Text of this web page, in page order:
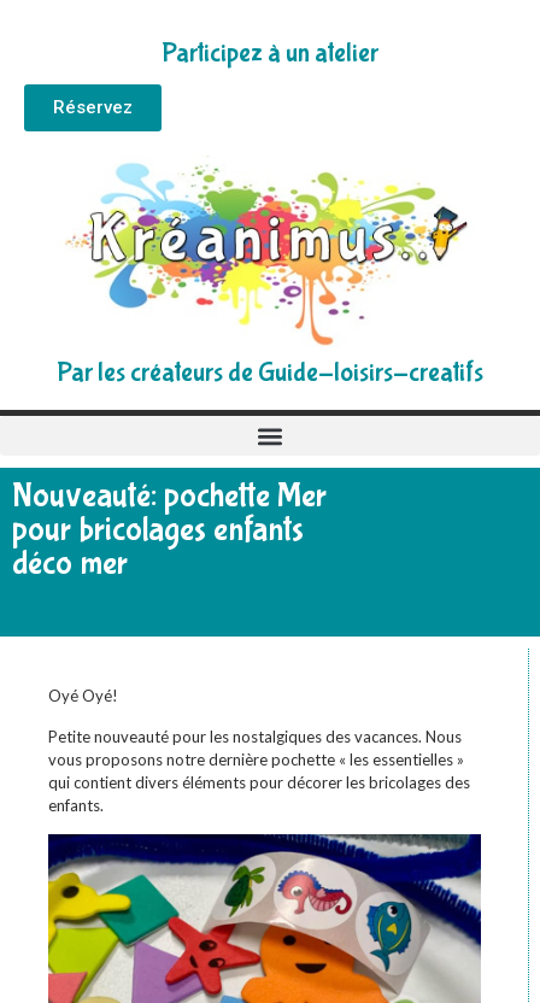
Participez à un atelier
Réservez
Par les créateurs de Guide-loisirs-creatifs
Nouveauté: pochette Mer
pour bricolages enfants
déco mer
Oyé Oyé!
Petite nouveauté pour les nostalgiques des vacances. Nous
vous proposons notre dernière pochette « les essentielles »
qui contient divers éléments pour décorer les bricolages des
enfants.